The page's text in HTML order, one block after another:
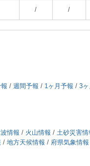
/ /
/ 週間予報 / 1ヶ月予報 / 3
情報 / 火山情報 / 土砂災害情
/ 地方天候情報 / 府県気象情報